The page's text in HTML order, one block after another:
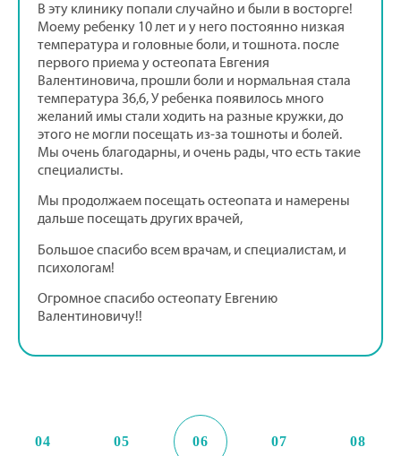
В эту клинику попали случайно и были в восторге!
Моему ребенку 10 лет и у него постоянно низкая
температура и головные боли, и тошнота. после
первого приема у остеопата Евгения
Валентиновича, прошли боли и нормальная стала
температура 36,6, У ребенка появилось много
желаний имы стали ходить на разные кружки, до
этого не могли посещать из-за тошноты и болей.
Мы очень благодарны, и очень рады, что есть такие
специалисты.
Мы продолжаем посещать остеопата и намерены
дальше посещать других врачей,
Большое спасибо всем врачам, и специалистам, и
психологам!
Огромное спасибо остеопату Евгению
Валентиновичу!!
04 05 06 07 08